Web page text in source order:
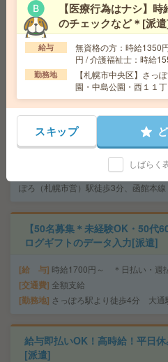
給 与 時給1800円
交通費 交通費込
勤務地 札幌駅/さっぽろ駅/大通り駅よ
1丁目、すすきの駅より徒歩10分
【完全在宅】データ入力など＊
験OK[派遣]
給 与 時給1500円＋交 【月収例
給与の前払いが可能な速払いサービス
交通費支給あり
北海道札幌市中央区 札幌地下
ぽろ（札幌市営）駅徒歩3分、函館本
【50名募集＊未経験OK・50代
ログギフトのデータ入力[派遣]
給 与 時給1700円～ ＊日払い・週
交通費 全額支給
勤務地 さっぽろ駅より徒歩4分 大
給与即払いOK！高時給！平日
[派遣]
【医療行為はナシ】
のチェックなど＊[派
給与
無資格の方：時給1350
円 / 介護福祉士：時給
円 / 初任者以上：時給
円
勤務地
【札幌市中央区】さっ
園・中島公園・西１１
学校前など勤務地多数！
スキップ
しばらく